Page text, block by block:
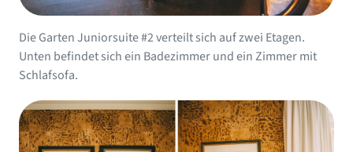
Die Garten Juniorsuite #2 verteilt sich auf zwei Etagen.
Unten befindet sich ein Badezimmer und ein Zimmer mit
Schlafsofa.